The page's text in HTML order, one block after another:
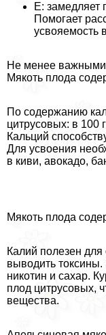
Е: замедляет
Помогает
усвояемость
Не менее важными
Мякоть плода
По содержанию
цитрусовых: в 100
Кальций
Для усвоения
в киви, авокадо,
Мякоть плода
Калий полезен
выводить токсины.
никотин и сахар.
плод цитрусовых,
вещества.